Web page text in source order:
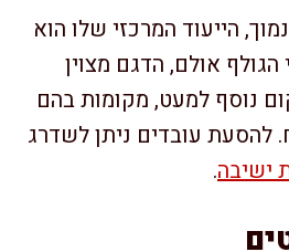
הייעוד המרכזי שלו הוא
אולם, הדגם מצוין
נוסף למעט, מקומות בהם
להסעת עובדים ניתן לשדרג
.